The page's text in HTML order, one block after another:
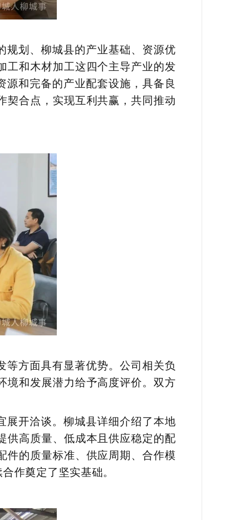
规划、柳城县的产业基础、资源优
工和木材加工这四个主导产业的发
源和完备的产业配套设施，具备良
契合点，实现互利共赢，共同推动
方面具有显著优势。公司相关负
境和发展潜力给予高度评价。双方
展开洽谈。柳城县详细介绍了本地
供高质量、低成本且供应稳定的配
件的质量标准、供应周期、合作模
作奠定了坚实基础。